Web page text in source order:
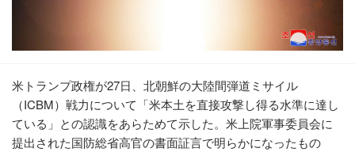
米トランプ政権が27日、北朝鮮の大陸間弾道ミサイル
（ICBM）戦力について「米本土を直接攻撃し得る水準に達し
ている」との認識をあらためて示した。米上院軍事委員会に
提出された国防総省高官の書面証言で明らかになったもの